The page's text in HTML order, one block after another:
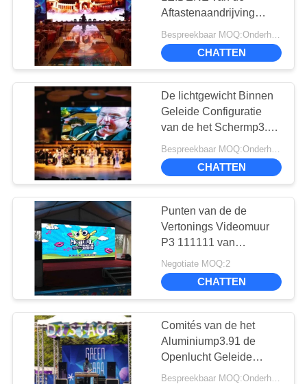
GEVALLEN
CHAT
BAIDU
SITEMAP
PRIVACYBELEID
Kleine pixel pitch
LED -display
Buiten LED -
schermscherm
22
Led-videomuur voor
binnen
35
Aftastenaandrijving
Videomuur 3.9mm de
Configuratie van de
Hoogte1r1g1b Kleur
CHATTEN
De lichtgewicht Binnen
Geleide Configuratie
van de het Schermp3.91
1R1G1B Kleur van het
Stadiumgordijn
Bespreekbaar MOQ:Onderhandeling
CHATTEN
Punten van de de
Vertonings Videomuur
P3 111111 van
stadiumfilms de
Achtergrond
Geleide/Sqm-
Negotiate MOQ:2
CHATTEN
Comités van de het
Aluminiump3.91 de
Openlucht Geleide
Vertoning van het
Bespreekbaar MOQ:Onderhandeling